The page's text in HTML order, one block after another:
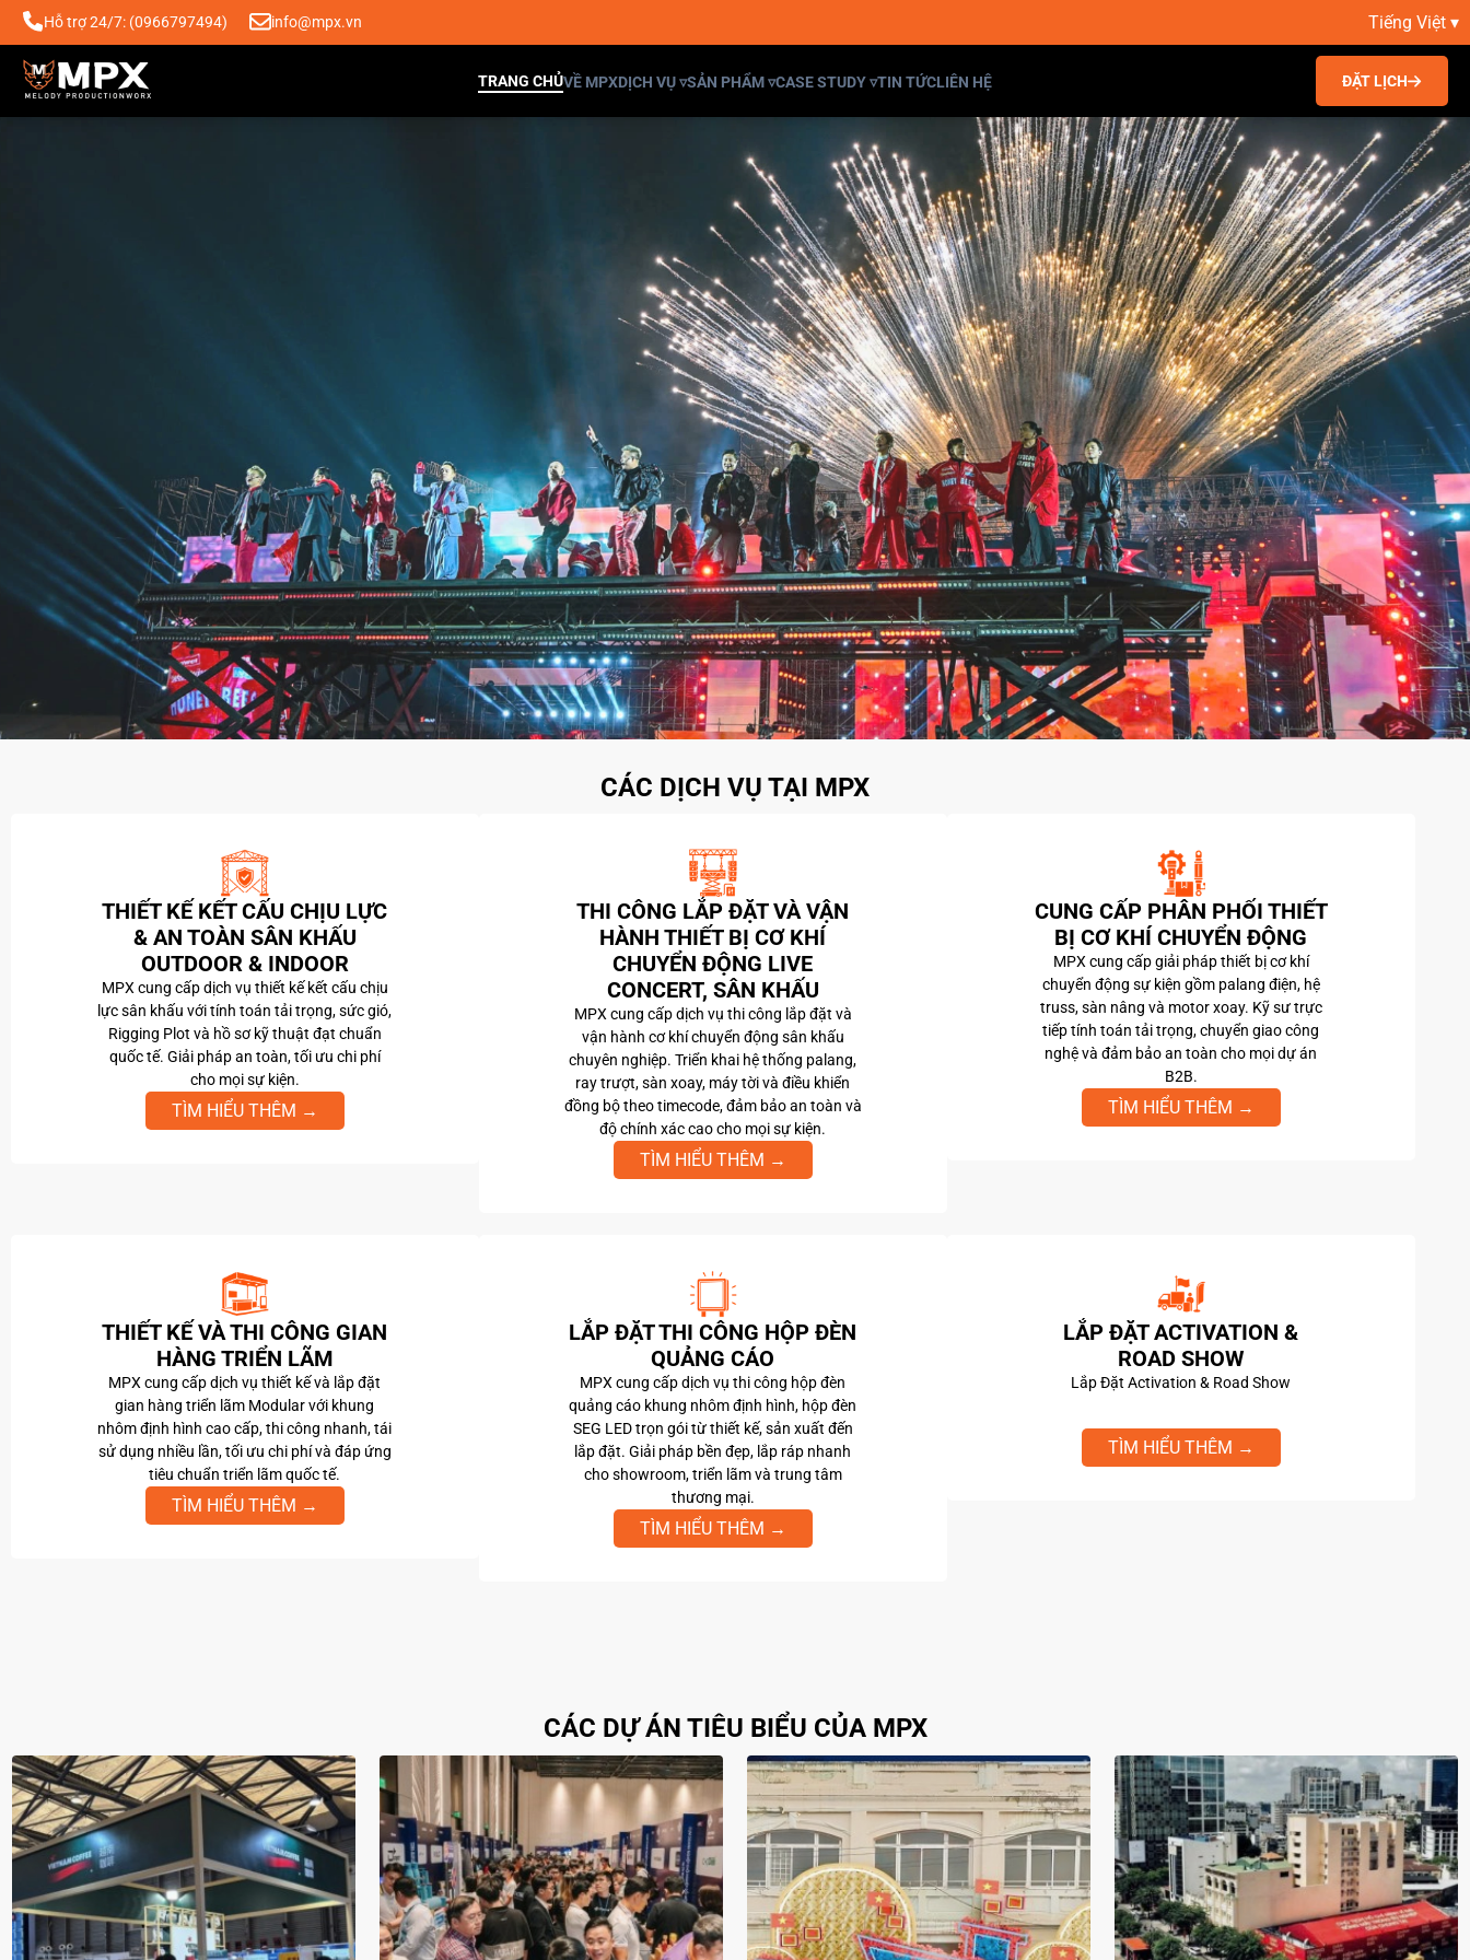
Hỗ trợ 24/7: (0966797494) info@mpx.vn Tiếng Việt ▾
TRANG CHỦVỀ MPXDỊCH VỤ ▿SẢN PHẨM ▿CASE STUDY ▿TIN TỨCLIÊN HỆ ĐẶT LỊCH
Mảng triển lãm ▶
Mảng sân khấu
Triển lãm
Sân khấu ▶
CASE STUDY
Mảng triển lãm ▶
Mảng sân khấu ▶
TIN TỨC
LIÊN HỆ
CÁC DỊCH VỤ TẠI MPX
THIẾT KẾ KẾT CẤU CHỊU LỰC
& AN TOÀN SÂN KHẤU
OUTDOOR & INDOOR
MPX cung cấp dịch vụ thiết kế kết cấu chịu
lực sân khấu với tính toán tải trọng, sức gió,
Rigging Plot và hồ sơ kỹ thuật đạt chuẩn
quốc tế. Giải pháp an toàn, tối ưu chi phí
cho mọi sự kiện.
TÌM HIỂU THÊM →
THI CÔNG LẮP ĐẶT VÀ VẬN
HÀNH THIẾT BỊ CƠ KHÍ
CHUYỂN ĐỘNG LIVE
CONCERT, SÂN KHẤU
MPX cung cấp dịch vụ thi công lắp đặt và
vận hành cơ khí chuyển động sân khấu
chuyên nghiệp. Triển khai hệ thống palang,
ray trượt, sàn xoay, máy tời và điều khiển
đồng bộ theo timecode, đảm bảo an toàn và
độ chính xác cao cho mọi sự kiện.
TÌM HIỂU THÊM →
CUNG CẤP PHÂN PHỐI THIẾT
BỊ CƠ KHÍ CHUYỂN ĐỘNG
MPX cung cấp giải pháp thiết bị cơ khí
chuyển động sự kiện gồm palang điện, hệ
truss, sàn nâng và motor xoay. Kỹ sư trực
tiếp tính toán tải trọng, chuyển giao công
nghệ và đảm bảo an toàn cho mọi dự án
B2B.
TÌM HIỂU THÊM →
THIẾT KẾ VÀ THI CÔNG GIAN
HÀNG TRIỂN LÃM
MPX cung cấp dịch vụ thiết kế và lắp đặt
gian hàng triển lãm Modular với khung
nhôm định hình cao cấp, thi công nhanh, tái
sử dụng nhiều lần, tối ưu chi phí và đáp ứng
tiêu chuẩn triển lãm quốc tế.
TÌM HIỂU THÊM →
LẮP ĐẶT THI CÔNG HỘP ĐÈN
QUẢNG CÁO
MPX cung cấp dịch vụ thi công hộp đèn
quảng cáo khung nhôm định hình, hộp đèn
SEG LED trọn gói từ thiết kế, sản xuất đến
lắp đặt. Giải pháp bền đẹp, lắp ráp nhanh
cho showroom, triển lãm và trung tâm
thương mại.
TÌM HIỂU THÊM →
LẮP ĐẶT ACTIVATION &
ROAD SHOW
Lắp Đặt Activation & Road Show
TÌM HIỂU THÊM →
CÁC DỰ ÁN TIÊU BIỂU CỦA MPX